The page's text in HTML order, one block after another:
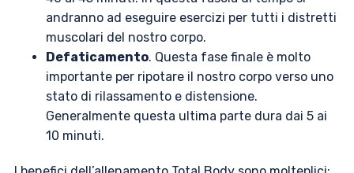
andranno ad eseguire esercizi per tutti i distretti
muscolari del nostro corpo.
Defaticamento. Questa fase finale è molto
importante per ripotare il nostro corpo verso uno
stato di rilassamento e distensione.
Generalmente questa ultima parte dura dai 5 ai
10 minuti.